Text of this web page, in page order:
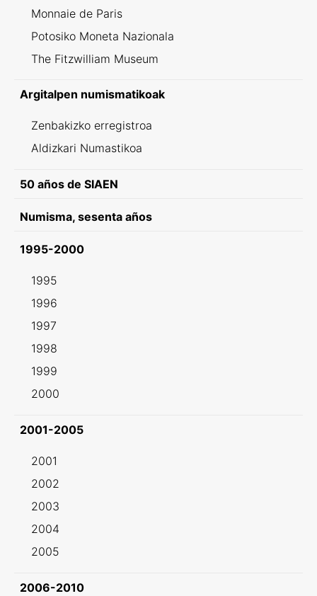
Monnaie de Paris
Potosiko Moneta Nazionala
The Fitzwilliam Museum
Argitalpen numismatikoak
Zenbakizko erregistroa
Aldizkari Numastikoa
50 años de SIAEN
Numisma, sesenta años
1995-2000
1995
1996
1997
1998
1999
2000
2001-2005
2001
2002
2003
2004
2005
2006-2010